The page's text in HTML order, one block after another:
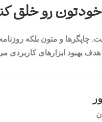
رو خلق
چاپگرها و متون بلکه
هدف بهبود ابزارهای کاربردی